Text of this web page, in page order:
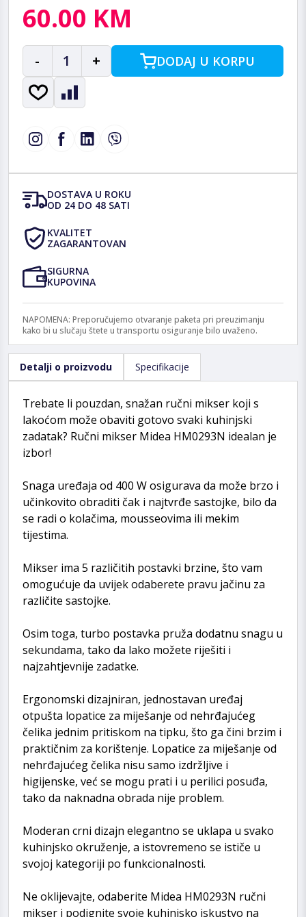
60.00 KM
- 1 + DODAJ U KORPU
DOSTAVA U ROKU
OD 24 DO 48 SATI
KVALITET
ZAGARANTOVAN
SIGURNA
KUPOVINA
NAPOMENA: Preporučujemo otvaranje paketa pri preuzimanju
kako bi u slučaju štete u transportu osiguranje bilo uvaženo.
Detalji o proizvodu Specifikacije
Trebate li pouzdan, snažan ručni mikser koji s
lakoćom može obaviti gotovo svaki kuhinjski
zadatak? Ručni mikser Midea HM0293N idealan je
izbor!
Snaga uređaja od 400 W osigurava da može brzo i
učinkovito obraditi čak i najtvrđe sastojke, bilo da
se radi o kolačima, mousseovima ili mekim
tijestima.
Mikser ima 5 različitih postavki brzine, što vam
omogućuje da uvijek odaberete pravu jačinu za
različite sastojke.
Osim toga, turbo postavka pruža dodatnu snagu u
sekundama, tako da lako možete riješiti i
najzahtjevnije zadatke.
Ergonomski dizajniran, jednostavan uređaj
otpušta lopatice za miješanje od nehrđajućeg
čelika jednim pritiskom na tipku, što ga čini brzim i
praktičnim za korištenje. Lopatice za miješanje od
nehrđajućeg čelika nisu samo izdržljive i
higijenske, već se mogu prati i u perilici posuđa,
tako da naknadna obrada nije problem.
Moderan crni dizajn elegantno se uklapa u svako
kuhinjsko okruženje, a istovremeno se ističe u
svojoj kategoriji po funkcionalnosti.
Ne oklijevajte, odaberite Midea HM0293N ručni
mikser i podignite svoje kuhinjsko iskustvo na